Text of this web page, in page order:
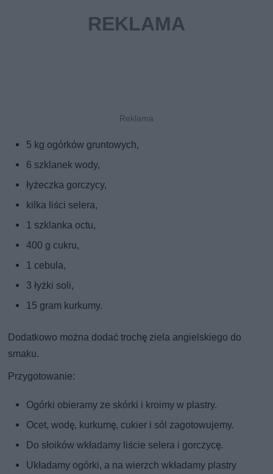
5 kg ogórków gruntowych,
6 szklanek wody,
łyżeczka gorczycy,
kilka liści selera,
1 szklanka octu,
400 g cukru,
1 cebula,
3 łyżki soli,
15 gram kurkumy.
Dodatkowo można dodać trochę ziela angielskiego do
smaku.
Przygotowanie:
Ogórki obieramy ze skórki i kroimy w plastry.
Ocet, wodę, kurkumę, cukier i sól zagotowujemy.
Do słoików wkładamy liście selera i gorczycę.
Układamy ogórki, a na wierzch wkładamy plastry